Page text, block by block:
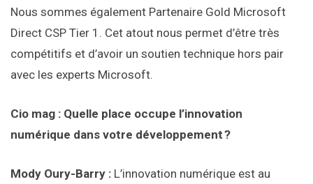
Nous sommes également Partenaire Gold Microsoft
Direct CSP Tier 1. Cet atout nous permet d’être très
compétitifs et d’avoir un soutien technique hors pair
avec les experts Microsoft.
Cio mag : Quelle place occupe l’innovation
numérique dans votre développement ?
Mody Oury-Barry : L’innovation numérique est au